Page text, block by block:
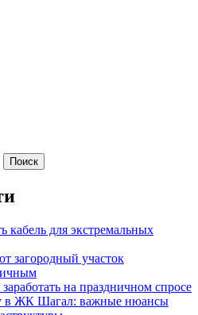
Поиск
для экстремальных
загородный участок
на праздничном спросе
в ЖК Шагал: важные нюансы